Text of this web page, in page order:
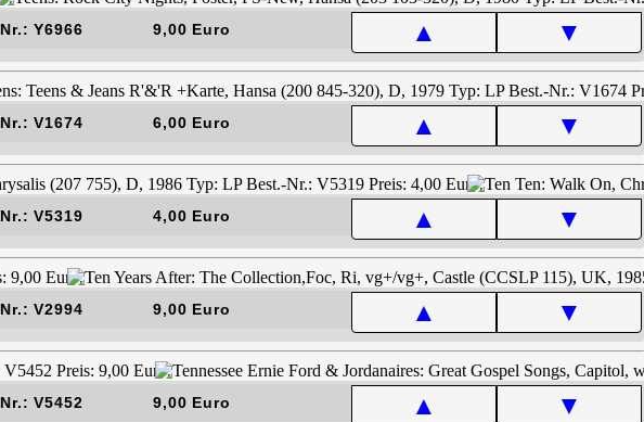
Nr.: Y6966 9,00 Euro ▲ ▼
Nr.: V1674 6,00 Euro ▲ ▼
Nr.: V5319 4,00 Euro ▲ ▼
Nr.: V2994 9,00 Euro ▲ ▼
Nr.: V5452 9,00 Euro ▲ ▼